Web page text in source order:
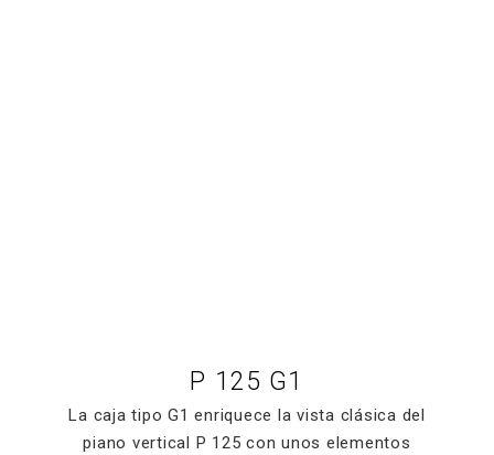
P 125 G1
La caja tipo G1 enriquece la vista clásica del
piano vertical P 125 con unos elementos